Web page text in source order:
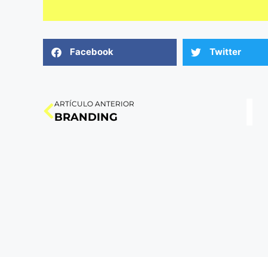
Facebook Twitter
ARTÍCULO ANTERIOR
BRANDING